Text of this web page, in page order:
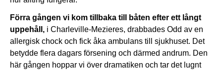
Förra gången vi kom tillbaka till båten efter ett långt
uppehåll, i Charleville-Mezieres, drabbades Odd av en
allergisk chock och fick åka ambulans till sjukhuset. Det
betydde flera dagars försening och därmed andrum. Den
här gången hoppar vi över dramatiken och tar det lugnt